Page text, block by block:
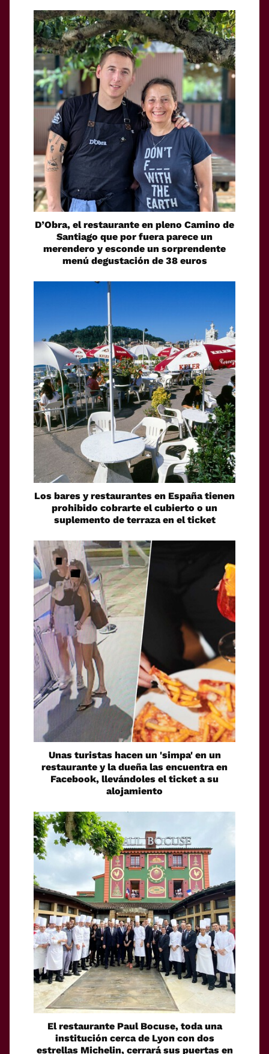
D’Obra, el restaurante en pleno Camino de
Santiago que por fuera parece un
merendero y esconde un sorprendente
menú degustación de 38 euros
Los bares y restaurantes en España tienen
prohibido cobrarte el cubierto o un
suplemento de terraza en el ticket
Unas turistas hacen un 'simpa' en un
restaurante y la dueña las encuentra en
Facebook, llevándoles el ticket a su
alojamiento
El restaurante Paul Bocuse, toda una
institución cerca de Lyon con dos
estrellas Michelin, cerrará sus puertas en